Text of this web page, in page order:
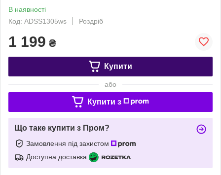
В наявності
Код: ADSS1305ws
Роздріб
1 199 ₴
Купити
або
Купити з
Що таке купити з Пром?
Замовлення під захистом
Доступна доставка